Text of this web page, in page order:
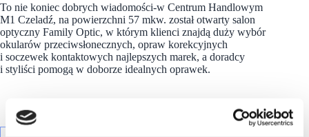
To nie koniec dobrych wiadomości-w Centrum Handlowym
M1 Czeladź, na powierzchni 57 mkw. został otwarty salon
optyczny Family Optic, w którym klienci znajdą duży wybór
okularów przeciwsłonecznych, opraw korekcyjnych
i soczewek kontaktowych najlepszych marek, a doradcy
i styliści pomogą w doborze idealnych oprawek.